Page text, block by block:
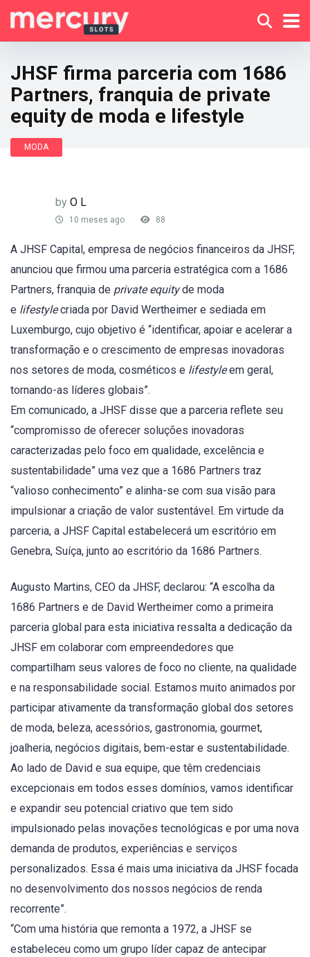
JHSF firma parceria com 1686
Partners, franquia de private
equity de moda e lifestyle
MODA
by O L
10 meses ago 88
A JHSF Capital, empresa de negócios financeiros da JHSF,
anunciou que firmou uma parceria estratégica com a 1686
Partners, franquia de private equityde moda
e lifestylecriada por David Wertheimer e sediada em
Luxemburgo, cujo objetivo é “identificar, apoiar e acelerar a
transformação e o crescimento de empresas inovadoras
nos setores de moda, cosméticos e lifestyleem geral,
tornando-as líderes globais”.
Em comunicado, a JHSF disse que a parceria reflete seu
“compromisso de oferecer soluções inovadoras
caracterizadas pelo foco em qualidade, excelência e
sustentabilidade” uma vez que a 1686 Partners traz
“valioso conhecimento” e alinha-se com sua visão para
impulsionar a criação de valor sustentável. Em virtude da
parceria, a JHSF Capital estabelecerá um escritório em
Genebra, Suíça, junto ao escritório da 1686 Partners.
Augusto Martins, CEO da JHSF, declarou: “A escolha da
1686 Partners e de David Wertheimer como a primeira
parceria global para esta iniciativa ressalta a dedicação da
JHSF em colaborar com empreendedores que
compartilham seus valores de foco no cliente, na qualidade
e na responsabilidade social. Estamos muito animados por
participar ativamente da transformação global dos setores
de moda, beleza, acessórios, gastronomia, gourmet,
joalheria, negócios digitais, bem-estar e sustentabilidade.
Ao lado de David e sua equipe, que têm credenciais
excepcionais em todos esses domínios, vamos identificar
e expandir seu potencial criativo que tem sido
impulsionado pelas inovações tecnológicas e por uma nova
demanda de produtos, experiências e serviços
personalizados. Essa é mais uma iniciativa da JHSF focada
no desenvolvimento dos nossos negócios de renda
recorrente”.
“Com uma história que remonta a 1972, a JHSF se
estabeleceu como um grupo líder capaz de antecipar